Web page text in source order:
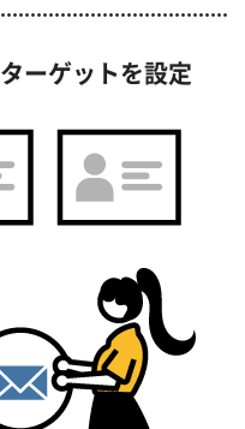
ターゲットを設定